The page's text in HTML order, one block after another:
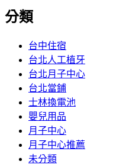
分類
台中住宿
台北人工植牙
台北月子中心
台北當鋪
士林換電池
嬰兒用品
月子中心
月子中心推薦
未分類